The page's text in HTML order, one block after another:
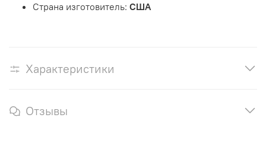
Страна изготовитель: США
Характеристики
Отзывы